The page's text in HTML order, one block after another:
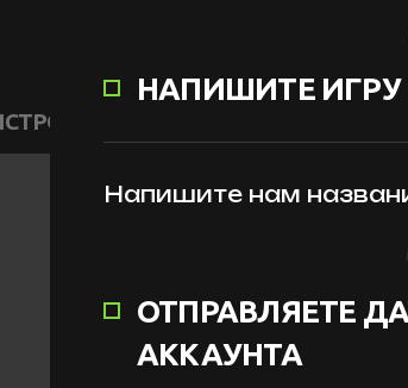
НАПИШИТЕ ИГРУ
Напишите нам
ОТПРАВЛЯЕТЕ
АККАУНТА